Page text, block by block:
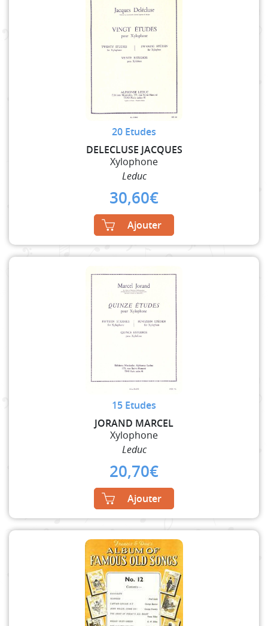
20 Etudes
DELECLUSE JACQUES
Xylophone
Leduc
30,60€
Ajouter
15 Etudes
JORAND MARCEL
Xylophone
Leduc
20,70€
Ajouter